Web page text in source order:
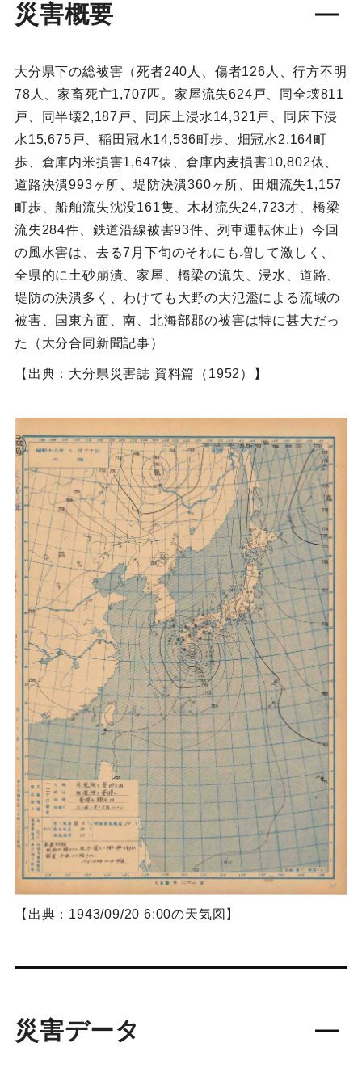
災害概要
大分県下の総被害（死者240人、傷者126人、行方不明
78人、家畜死亡1,707匹。家屋流失624戸、同全壊811
戸、同半壊2,187戸、同床上浸水14,321戸、同床下浸
水15,675戸、稲田冠水14,536町歩、畑冠水2,164町
歩、倉庫内米損害1,647俵、倉庫内麦損害10,802俵、
道路決潰993ヶ所、堤防決潰360ヶ所、田畑流失1,157
町歩、船舶流失沈没161隻、木材流失24,723才、橋梁
流失284件、鉄道沿線被害93件、列車運転休止）今回
の風水害は、去る7月下旬のそれにも増して激しく、
全県的に土砂崩潰、家屋、橋梁の流失、浸水、道路、
堤防の決潰多く、わけても大野の大氾濫による流域の
被害、国東方面、南、北海部郡の被害は特に甚大だっ
た（大分合同新聞記事）
【出典：大分県災害誌 資料篇（1952）】
【出典：1943/09/20 6:00の天気図】
災害データ